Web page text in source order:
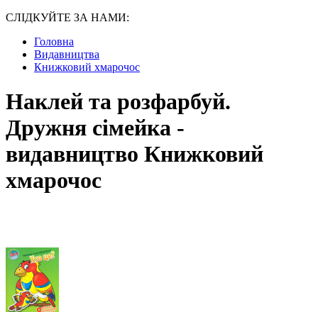
СЛІДКУЙТЕ ЗА НАМИ:
Головна
Видавництва
Книжковий хмарочос
Наклей та розфарбуй.
Дружня сімейка -
видавництво Книжковий
хмарочос